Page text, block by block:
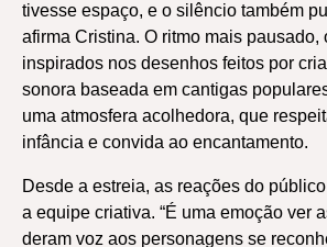
tivesse espaço, e o silêncio também
afirma Cristina. O ritmo mais pausado,
inspirados nos desenhos feitos por
sonora baseada em cantigas
uma atmosfera acolhedora, que
infância e convida ao encantamento.
Desde a estreia, as reações do
a equipe criativa. “É uma emoção ver
deram voz aos personagens se